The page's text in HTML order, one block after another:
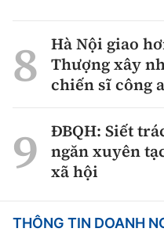
Hà Nội giao
Thượng xây
chiến sĩ công
ĐBQH: Siết
ngăn xuyên
xã hội
THÔNG TIN DOANH